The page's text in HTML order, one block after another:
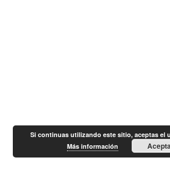
Si continuas utilizando este sitio, aceptas el
Más información